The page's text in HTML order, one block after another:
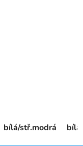
bílá/stř.modrá